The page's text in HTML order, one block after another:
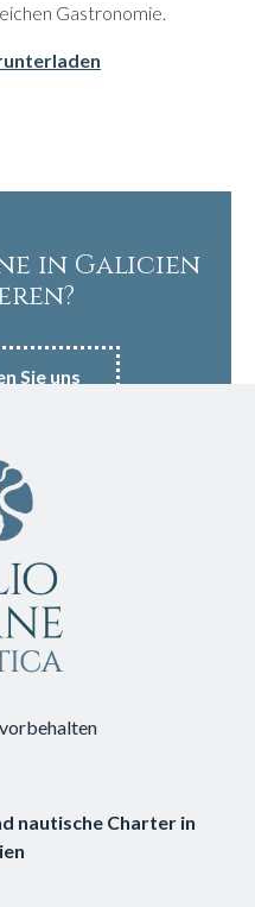
Gastronomie.
in Galicien
Sie uns
nautische Charter in